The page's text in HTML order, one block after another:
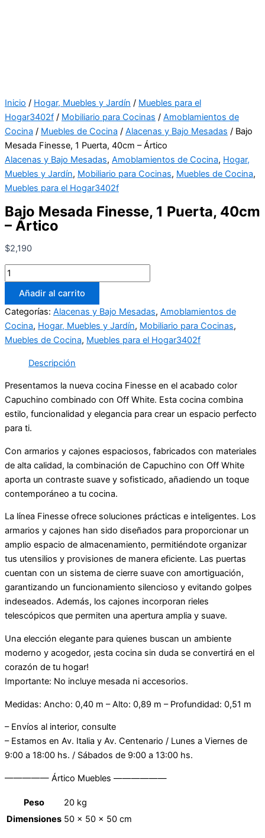
Inicio / Hogar, Muebles y Jardín / Muebles para el
Hogar3402f / Mobiliario para Cocinas / Amoblamientos de
Cocina / Muebles de Cocina / Alacenas y Bajo Mesadas / Bajo
Mesada Finesse, 1 Puerta, 40cm – Ártico
Alacenas y Bajo Mesadas, Amoblamientos de Cocina, Hogar,
Muebles y Jardín, Mobiliario para Cocinas, Muebles de Cocina,
Muebles para el Hogar3402f
Bajo Mesada Finesse, 1 Puerta, 40cm
– Ártico
$2,190
Añadir al carrito
Categorías: Alacenas y Bajo Mesadas, Amoblamientos de
Cocina, Hogar, Muebles y Jardín, Mobiliario para Cocinas,
Muebles de Cocina, Muebles para el Hogar3402f
Descripción
Presentamos la nueva cocina Finesse en el acabado color
Capuchino combinado con Off White. Esta cocina combina
estilo, funcionalidad y elegancia para crear un espacio perfecto
para ti.
Con armarios y cajones espaciosos, fabricados con materiales
de alta calidad, la combinación de Capuchino con Off White
aporta un contraste suave y sofisticado, añadiendo un toque
contemporáneo a tu cocina.
La línea Finesse ofrece soluciones prácticas e inteligentes. Los
armarios y cajones han sido diseñados para proporcionar un
amplio espacio de almacenamiento, permitiéndote organizar
tus utensilios y provisiones de manera eficiente. Las puertas
cuentan con un sistema de cierre suave con amortiguación,
garantizando un funcionamiento silencioso y evitando golpes
indeseados. Además, los cajones incorporan rieles
telescópicos que permiten una apertura amplia y suave.
Una elección elegante para quienes buscan un ambiente
moderno y acogedor, ¡esta cocina sin duda se convertirá en el
corazón de tu hogar!
Importante: No incluye mesada ni accesorios.
Medidas: Ancho: 0,40 m – Alto: 0,89 m – Profundidad: 0,51 m
– Envíos al interior, consulte
– Estamos en Av. Italia y Av. Centenario / Lunes a Viernes de
9:00 a 18:00 hs. / Sábados de 9:00 a 13:00 hs.
————— Ártico Muebles ——————
Peso
20 kg
Dimensiones 50 × 50 × 50 cm